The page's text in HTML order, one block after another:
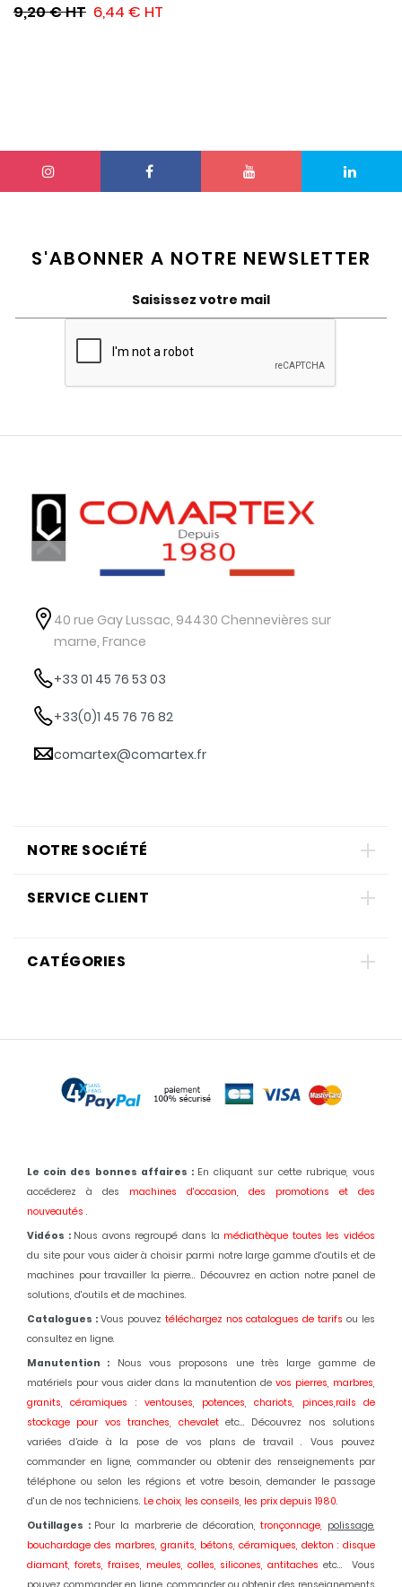
6,44 €
9,20 €
S'ABONNER A NOTRE NEWSLETTER
40 rue Gay Lussac, 94430 Chennevières sur
marne, France
+33 01 45 76 53 03
+33(0)1 45 76 76 82
comartex@comartex.fr
NOTRE SOCIÉTÉ
SERVICE CLIENT
CATÉGORIES
Le coin des bonnes affaires : En cliquant sur cette rubrique, vous
accéderez à des machines d'occasion, des promotions et des
nouveautés .
Vidéos : Nous avons regroupé dans la médiathèque toutes les vidéos
du site pour vous aider à choisir parmi notre large gamme d'outils et de
machines pour travailler la pierre... Découvrez en action notre panel de
solutions, d'outils et de machines.
Catalogues : Vous pouvez téléchargez nos catalogues de tarifs ou les
consultez en ligne.
Manutention : Nous vous proposons une très large gamme de
matériels pour vous aider dans la manutention devos pierres, marbres,
granits, céramiques : ventouses, potences, chariots, pinces,rails de
stockage pour vos tranches, chevalet etc... Découvrez nos solutions
variées d’aide à la pose de vos plans de travail . Vous pouvez
commander en ligne, commander ou obtenir des renseignements par
téléphone ou selon les régions et votre besoin, demander le passage
d'un de nos techniciens. Le choix, les conseils, les prix depuis 1980.
Outillages : Pour la marbrerie de décoration,tronçonnage, polissage,
bouchardage des marbres, granits, bétons, céramiques, dekton : disque
diamant, forets, fraises, meules, colles, silicones, antitaches etc... Vous